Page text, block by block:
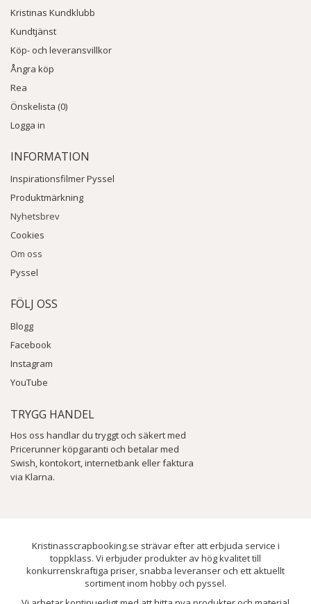
Kristinas Kundklubb
Kundtjänst
Köp- och leveransvillkor
Ångra köp
Rea
Önskelista (0)
Logga in
INFORMATION
Inspirationsfilmer Pyssel
Produktmärkning
Nyhetsbrev
Cookies
Om oss
Pyssel
FÖLJ OSS
Blogg
Facebook
Instagram
YouTube
TRYGG HANDEL
Hos oss handlar du tryggt och säkert med
Pricerunner köpgaranti och betalar med
Swish, kontokort, internetbank eller faktura
via Klarna.
Kristinasscrapbooking.se strävar efter att erbjuda service i
toppklass. Vi erbjuder produkter av hög kvalitet till
konkurrenskraftiga priser, snabba leveranser och ett aktuellt
sortiment inom hobby och pyssel.